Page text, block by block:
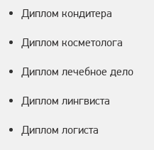
Диплом кондитера
Диплом косметолога
Диплом лечебное дело
Диплом лингвиста
Диплом логиста